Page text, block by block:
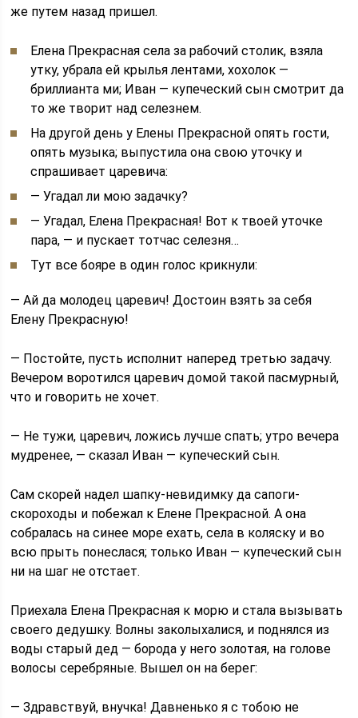
же путем назад пришел.
Елена Прекрасная села за рабочий столик, взяла
утку, убрала ей крылья лентами, хохолок —
бриллианта ми; Иван — купеческий сын смотрит да
то же творит над селезнем.
На другой день у Елены Прекрасной опять гости,
опять музыка; выпустила она свою уточку и
спрашивает царевича:
— Угадал ли мою задачку?
— Угадал, Елена Прекрасная! Вот к твоей уточке
пара, — и пускает тотчас селезня…
Тут все бояре в один голос крикнули:
— Ай да молодец царевич! Достоин взять за себя
Елену Прекрасную!
— Постойте, пусть исполнит наперед третью задачу.
Вечером воротился царевич домой такой пасмурный,
что и говорить не хочет.
— Не тужи, царевич, ложись лучше спать; утро вечера
мудренее, — сказал Иван — купеческий сын.
Сам скорей надел шапку-невидимку да сапоги-
скороходы и побежал к Елене Прекрасной. А она
собралась на синее море ехать, села в коляску и во
всю прыть понеслася; только Иван — купеческий сын
ни на шаг не отстает.
Приехала Елена Прекрасная к морю и стала вызывать
своего дедушку. Волны заколыхалися, и поднялся из
воды старый дед — борода у него золотая, на голове
волосы серебряные. Вышел он на берег:
— Здравствуй, внучка! Давненько я с тобою не